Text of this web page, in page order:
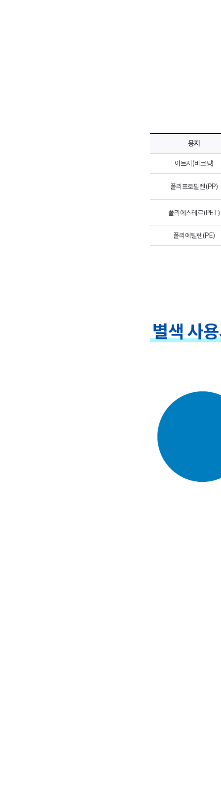
용지
아트지(비코팅)
폴리프로필렌(PP)
폴리에스테르(PET)
폴리에틸렌(PE)
별색 사